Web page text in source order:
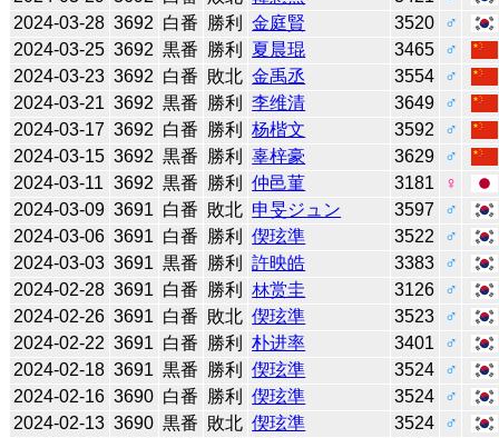
2024-03-28 3692 白番 勝利 金庭賢 3520
♂
2024-03-25 3692 黒番 勝利 夏晨琨 3465
♂
2024-03-23 3692 白番 敗北 金禹丞 3554
♂
2024-03-21 3692 黒番 勝利 李维清 3649
♂
2024-03-17 3692 白番 勝利 杨楷文 3592
♂
2024-03-15 3692 黒番 勝利 辜梓豪 3629
♂
2024-03-11 3692 黒番 勝利 仲邑菫 3181
♀
2024-03-09 3691 白番 敗北 申旻ジュン 3597
♂
2024-03-06 3691 白番 勝利 偰玹準 3522
♂
2024-03-03 3691 黒番 勝利 許映皓 3383
♂
2024-02-28 3691 白番 勝利 林赏圭 3126
♂
2024-02-26 3691 白番 敗北 偰玹準 3523
♂
2024-02-22 3691 白番 勝利 朴进率 3401
♂
2024-02-18 3691 黒番 勝利 偰玹準 3524
♂
2024-02-16 3690 白番 勝利 偰玹準 3524
♂
2024-02-13 3690 黒番 敗北 偰玹準 3524
♂